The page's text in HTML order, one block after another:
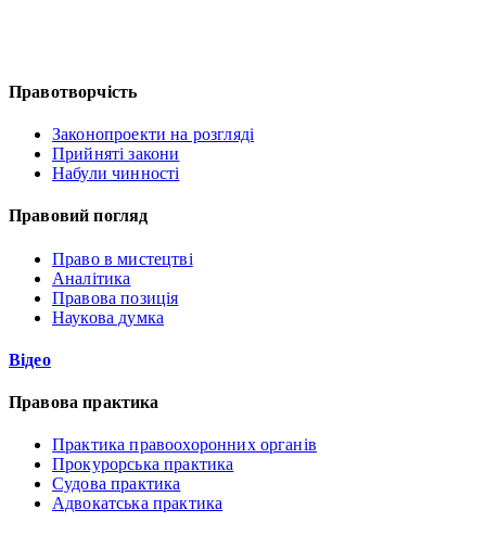
Правотворчість
Законопроекти на розгляді
Прийняті закони
Набули чинності
Правовий погляд
Право в мистецтві
Аналітика
Правова позиція
Наукова думка
Відео
Правова практика
Практика правоохоронних органів
Прокурорська практика
Судова практика
Адвокатська практика